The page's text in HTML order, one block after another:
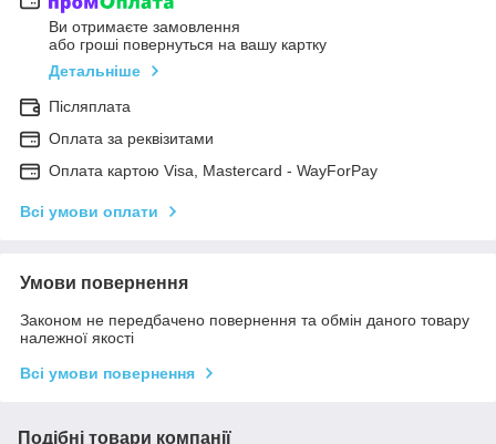
Ви отримаєте замовлення
або гроші повернуться на вашу картку
Детальніше
Післяплата
Оплата за реквізитами
Оплата картою Visa, Mastercard - WayForPay
Всі умови оплати
Умови повернення
Законом не передбачено повернення та обмін даного товару
належної якості
Всі умови повернення
Подібні товари компанії